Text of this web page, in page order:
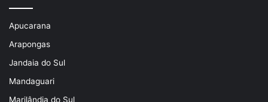
Apucarana
Arapongas
Jandaia do Sul
Mandaguari
Marilândia do Sul